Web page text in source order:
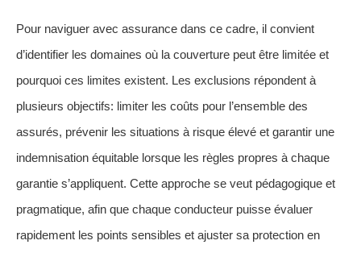
Pour naviguer avec assurance dans ce cadre, il convient
d’identifier les domaines où la couverture peut être limitée et
pourquoi ces limites existent. Les exclusions répondent à
plusieurs objectifs: limiter les coûts pour l’ensemble des
assurés, prévenir les situations à risque élevé et garantir une
indemnisation équitable lorsque les règles propres à chaque
garantie s’appliquent. Cette approche se veut pédagogique et
pragmatique, afin que chaque conducteur puisse évaluer
rapidement les points sensibles et ajuster sa protection en